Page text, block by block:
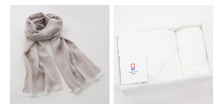
店舗リスト
ヘルプ
規約
大量購入・法人向けの購入の方は